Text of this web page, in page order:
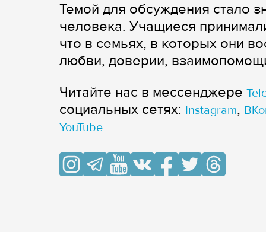
Темой для обсуждения стало
человека. Учащиеся
что в семьях, в которых они
любви, доверии,
Читайте нас в мессенджере
cоциальных сетях: Instagram,
YouTube